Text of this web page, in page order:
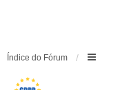
Índice do Fórum